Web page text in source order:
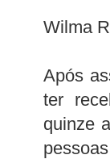
Wilma
Após
ter
quinze